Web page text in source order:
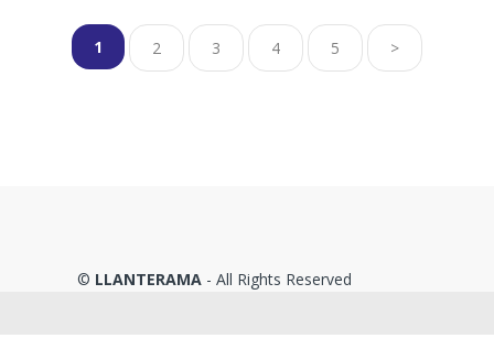
1 2 3 4 5 >
© LLANTERAMA - All Rights Reserved